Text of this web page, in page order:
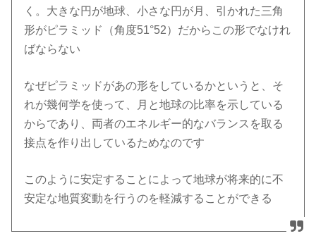
く。大きな円が地球、小さな円が月、引かれた三角
形がピラミッド（角度51°52）だからこの形でなけれ
ばならない
なぜピラミッドがあの形をしているかというと、そ
れが幾何学を使って、月と地球の比率を示している
からであり、両者のエネルギー的なバランスを取る
接点を作り出しているためなのです
このように安定することによって地球が将来的に不
安定な地質変動を行うのを軽減することができる